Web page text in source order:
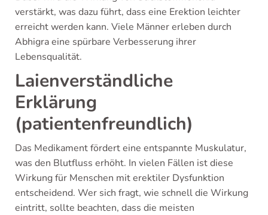
verstärkt, was dazu führt, dass eine Erektion leichter
erreicht werden kann. Viele Männer erleben durch
Abhigra eine spürbare Verbesserung ihrer
Lebensqualität.
Laienverständliche
Erklärung
(patientenfreundlich)
Das Medikament fördert eine entspannte Muskulatur,
was den Blutfluss erhöht. In vielen Fällen ist diese
Wirkung für Menschen mit erektiler Dysfunktion
entscheidend. Wer sich fragt, wie schnell die Wirkung
eintritt, sollte beachten, dass die meisten